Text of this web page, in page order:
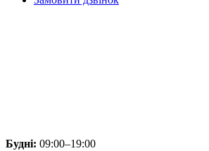
Будні: 09:00–19:00